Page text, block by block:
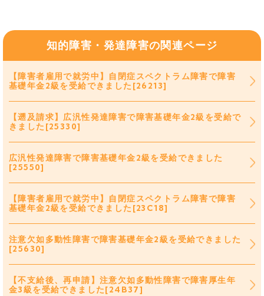
知的障害・発達障害の関連ページ
【障害者雇用で就労中】自閉症スペクトラム障害で障害
基礎年金2級を受給できました[26213]
【遡及請求】広汎性発達障害で障害基礎年金2級を受給で
きました[25330]
広汎性発達障害で障害基礎年金2級を受給できました
[25550]
【障害者雇用で就労中】自閉症スペクトラム障害で障害
基礎年金2級を受給できました[23C18]
注意欠如多動性障害で障害基礎年金2級を受給できました
[25630]
【不支給後、再申請】注意欠如多動性障害で障害厚生年
金3級を受給できました[24B37]